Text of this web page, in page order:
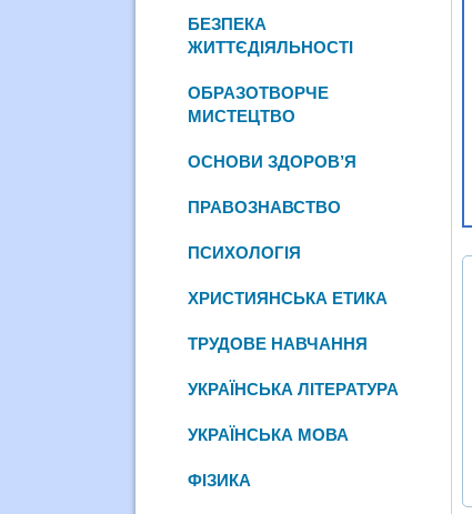
БЕЗПЕКА
ЖИТТЄДІЯЛЬНОСТІ
ОБРАЗОТВОРЧЕ
МИСТЕЦТВО
ОСНОВИ ЗДОРОВ’Я
ПРАВОЗНАВСТВО
ПСИХОЛОГІЯ
ХРИСТИЯНСЬКА ЕТИКА
ТРУДОВЕ НАВЧАННЯ
УКРАЇНСЬКА ЛІТЕРАТУРА
УКРАЇНСЬКА МОВА
ФІЗИКА